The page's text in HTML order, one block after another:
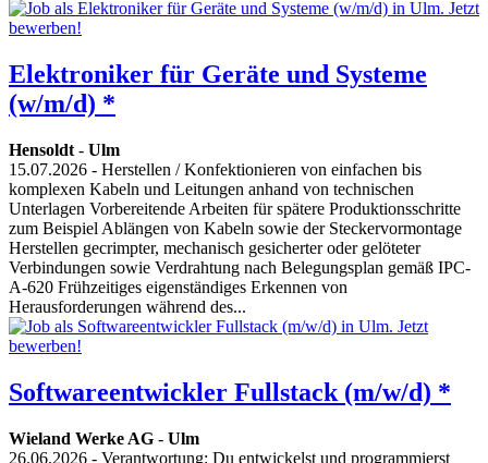
Elektroniker für Geräte und Systeme
(w/m/d) *
Hensoldt - Ulm
15.07.2026 - Herstellen / Konfektionieren von einfachen bis
komplexen Kabeln und Leitungen anhand von technischen
Unterlagen Vorbereitende Arbeiten für spätere Produktionsschritte
zum Beispiel Ablängen von Kabeln sowie der Steckervormontage
Herstellen gecrimpter, mechanisch gesicherter oder gelöteter
Verbindungen sowie Verdrahtung nach Belegungsplan gemäß IPC-
A-620 Frühzeitiges eigenständiges Erkennen von
Herausforderungen während des...
Softwareentwickler Fullstack (m/w/d) *
Wieland Werke AG - Ulm
26.06.2026 - Verantwortung: Du entwickelst und programmierst